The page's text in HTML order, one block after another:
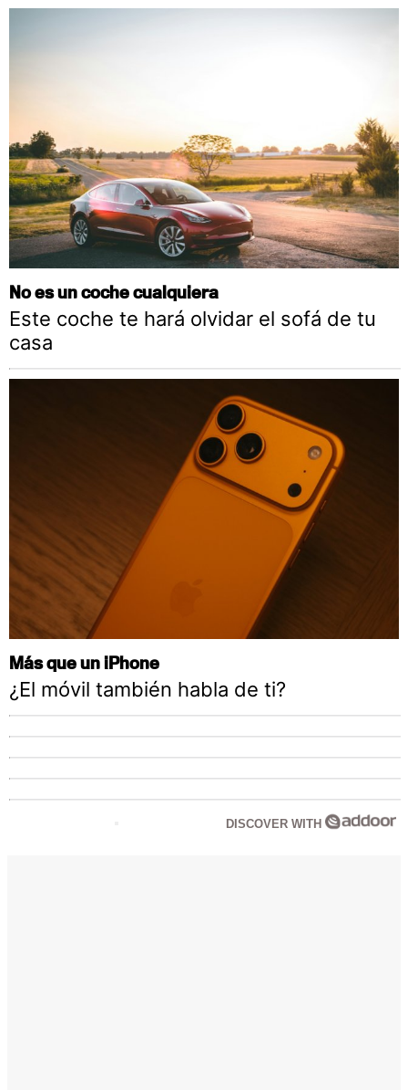
No es un coche cualquiera
Este coche te hará olvidar el sofá de tu
casa
Más que un iPhone
¿El móvil también habla de ti?
DISCOVER WITH